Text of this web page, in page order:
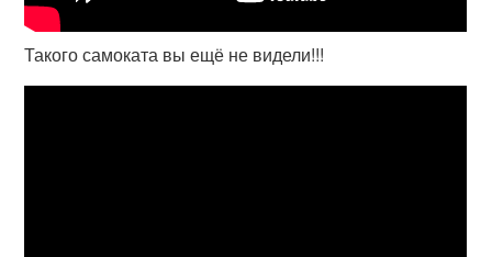
Такого самоката вы ещё не видели!!!